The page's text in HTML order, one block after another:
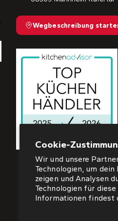
Cookie-
Wir und unsere
Technologien, um
zeigen und Analysen
Technologien für
Informationen findest
Wegbeschreibung